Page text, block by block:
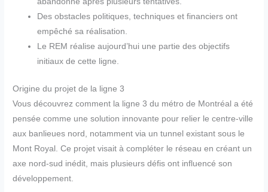
Des obstacles politiques, techniques et financiers ont
empêché sa réalisation.
Le REM réalise aujourd’hui une partie des objectifs
initiaux de cette ligne.
Origine du projet de la ligne 3
Vous découvrez comment la ligne 3 du métro de Montréal a été
pensée comme une solution innovante pour relier le centre-ville
aux banlieues nord, notamment via un tunnel existant sous le
Mont Royal. Ce projet visait à compléter le réseau en créant un
axe nord-sud inédit, mais plusieurs défis ont influencé son
développement.